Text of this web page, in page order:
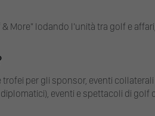
More” lodando l’unità tra golf e
per gli sponsor, eventi
eventi e spettacoli di